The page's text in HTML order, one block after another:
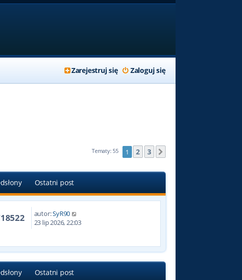
Zaloguj się
Zarejestruj się
Tematy: 55 1 2 3
Ostatni post
autor:SyR90
23 lip 2026, 22:03
Ostatni post